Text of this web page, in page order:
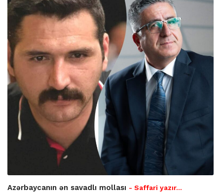
Azərbaycanın ən savadlı mollası - Saffari yazır…